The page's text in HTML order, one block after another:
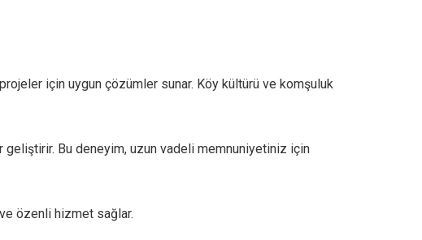
için uygun çözümler sunar. Köy kültürü ve komşuluk
Bu deneyim, uzun vadeli memnuniyetiniz için
özenli hizmet sağlar.